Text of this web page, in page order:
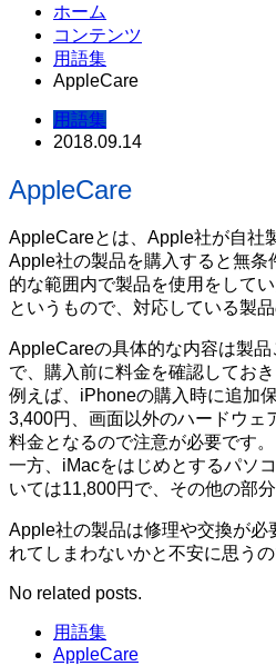
ホーム
コンテンツ
用語集
AppleCare
用語集
2018.09.14
AppleCare
AppleCareとは、Apple社が自社
Apple社の製品を購入すると無
的な範囲内で製品を使用をして
というもので、対応している製
AppleCareの具体的な内容は製
で、購入前に料金を確認しておき
例えば、iPhoneの購入時に追加
3,400円、画面以外のハードウェ
料金となるので注意が必要です。
一方、iMacをはじめとするパソ
いては11,800円で、その他の部
Apple社の製品は修理や交換が
れてしまわないかと不安に思う
No related posts.
用語集
AppleCare